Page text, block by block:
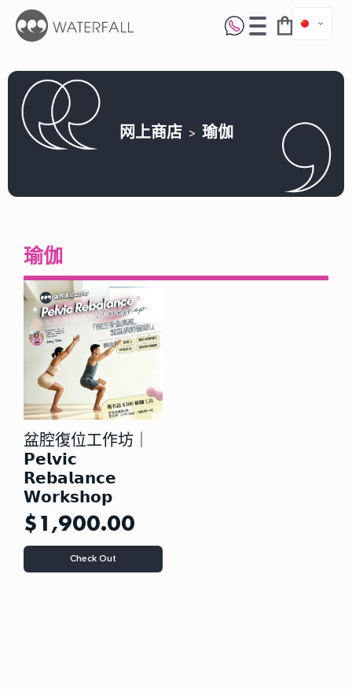
网上商店 瑜伽
瑜伽
盆腔復位工作坊｜
𝗣𝗲𝗹𝘃𝗶𝗰
𝗥𝗲𝗯𝗮𝗹𝗮𝗻𝗰𝗲
𝗪𝗼𝗿𝗸𝘀𝗵𝗼𝗽
$1,900.00
Check Out
本
产